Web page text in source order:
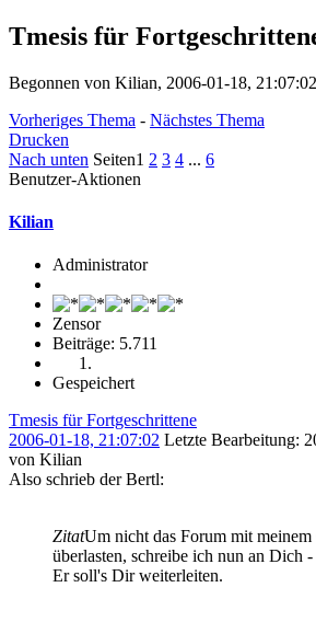
Tmesis für
Begonnen von Kilian, 2006-01-18, 21:07:02
Vorheriges Thema - Nächstes Thema
Drucken
Nach unten Seiten1 2 3 4 ... 6
Benutzer-Aktionen
Kilian
Administrator
Zensor
Beiträge: 5.711
Gespeichert
Tmesis für Fortgeschrittene
2006-01-18, 21:07:02 Letzte Bearbeitung:
von Kilian
Also schrieb der Bertl:
ZitatUm nicht das Forum mit meinem
überlasten, schreibe ich nun an Dich
Er soll's Dir weiterleiten.